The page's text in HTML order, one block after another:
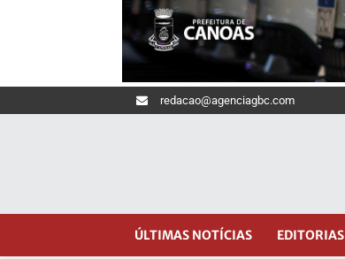
redacao@agenciagbc.com
ÚLTIMAS NOTÍCIAS EDITORIAS